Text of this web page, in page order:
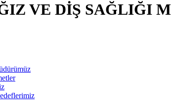
VE DİŞ SAĞLIĞI